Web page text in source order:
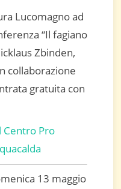
Lucomagno ad
“Il fagiano
Zbinden,
collaborazione
gratuita con
Centro Pro
13 maggio